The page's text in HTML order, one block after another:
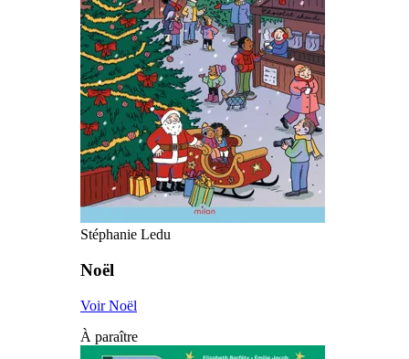
Stéphanie Ledu
Noël
Voir Noël
À paraître